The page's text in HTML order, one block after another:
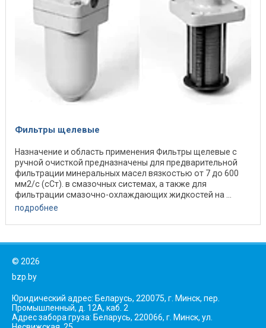
Фильтры щелевые
Назначение и область применения Фильтры щелевые с
ручной очисткой предназначены для предварительной
фильтрации минеральных масел вязкостью от 7 до 600
мм2/с (сСт). в смазочных системах, а также для
фильтрации смазочно-охлаждающих жидкостей на ...
подробнее
© 2026
bzp.by
Юридический адрес: Беларусь, 220075, г. Минск, пер.
Промышленный, д. 12А, каб. 2
Адрес забора груза: Беларусь, 220066, г. Минск, ул.